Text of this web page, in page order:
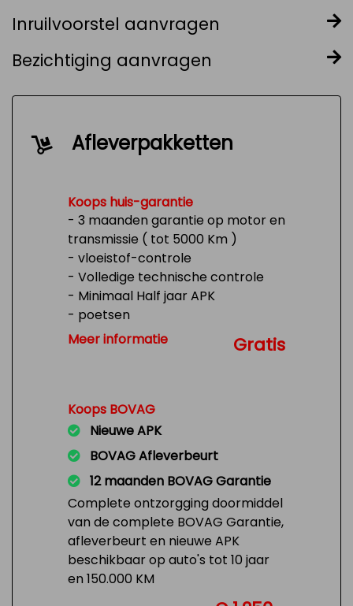
Inruilvoorstel aanvragen
Bezichtiging aanvragen
Afleverpakketten
Koops huis-garantie
- 3 maanden garantie op motor en
transmissie ( tot 5000 Km )
- vloeistof-controle
- Volledige technische controle
- Minimaal Half jaar APK
- poetsen
- Tank 1/4 vol
Meer informatie Gratis
Koops BOVAG
Nieuwe APK
BOVAG Afleverbeurt
12 maanden BOVAG Garantie
Complete ontzorgging doormiddel
van de complete BOVAG Garantie,
afleverbeurt en nieuwe APK
beschikbaar op auto's tot 10 jaar
en 150.000 KM